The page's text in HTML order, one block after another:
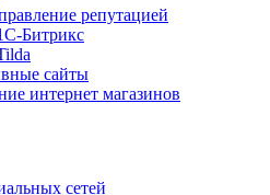
репутацией
Битрикс
сайты
интернет магазинов
сетей